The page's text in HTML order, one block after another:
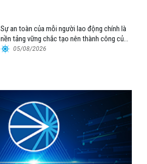
Sự an toàn của mỗi người lao động chính là
nền tảng vững chắc tạo nên thành công của
Cảng Đà Nẵng
05/08/2026